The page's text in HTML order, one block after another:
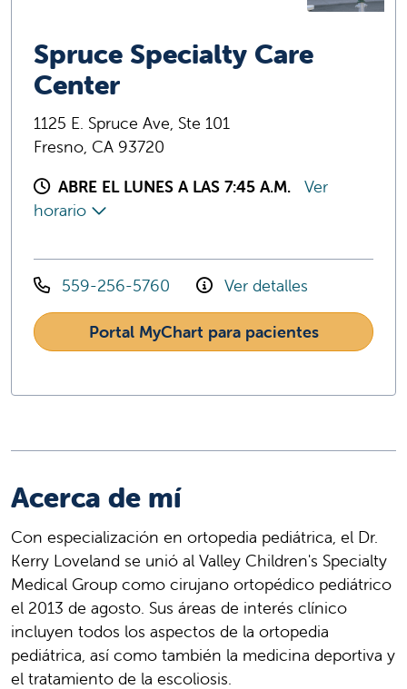
Spruce Specialty Care
Center
1125 E. Spruce Ave, Ste 101
Fresno, CA 93720
ABRE EL LUNES A LAS 7:45 A.M.
Ver
horario
559-256-5760 Ver detalles
Portal MyChart para pacientes
Acerca de mí
Con especialización en ortopedia pediátrica, el Dr.
Kerry Loveland se unió al Valley Children's Specialty
Medical Group como cirujano ortopédico pediátrico
el 2013 de agosto. Sus áreas de interés clínico
incluyen todos los aspectos de la ortopedia
pediátrica, así como también la medicina deportiva y
el tratamiento de la escoliosis.